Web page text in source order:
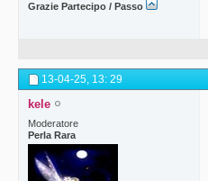
Grazie Partecipo / Passo
13-04-25, 13: 29
kele
Moderatore
Perla Rara